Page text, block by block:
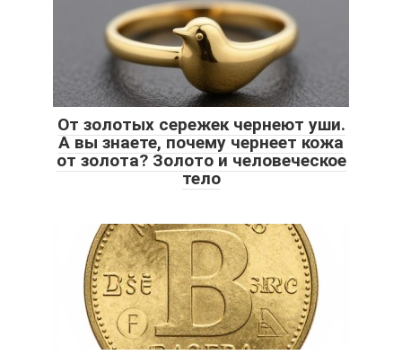
От золотых сережек чернеют уши.
А вы знаете, почему чернеет кожа
от золота? Золото и человеческое
тело